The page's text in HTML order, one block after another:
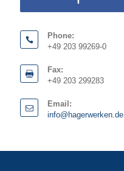
Phone:
+49 203 99269-0
Fax:
+49 203 299283
Email:
info@hagerwerken.de